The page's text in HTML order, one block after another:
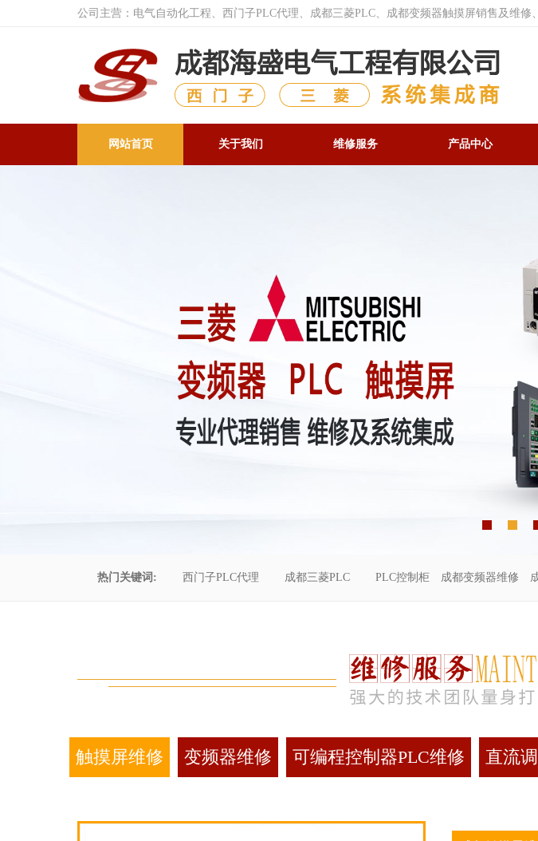
公司主营：电气自动化工程、西门子PLC代理、成都三菱PLC、成都变频器触摸屏销售及维
网站首页 关于我们 维修服务 产品中心
热门关键词: 西门子PLC代理 成都三菱PLC PLC控制柜 成都变频器维修
触摸屏维修 变频器维修 可编程控制器PLC维修 直流